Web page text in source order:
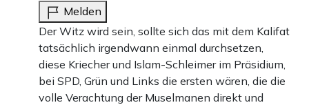
Melden
Der Witz wird sein, sollte sich das mit dem Kalifat
tatsächlich irgendwann einmal durchsetzen,
diese Kriecher und Islam-Schleimer im Präsidium,
bei SPD, Grün und Links die ersten wären, die die
volle Verachtung der Muselmanen direkt und